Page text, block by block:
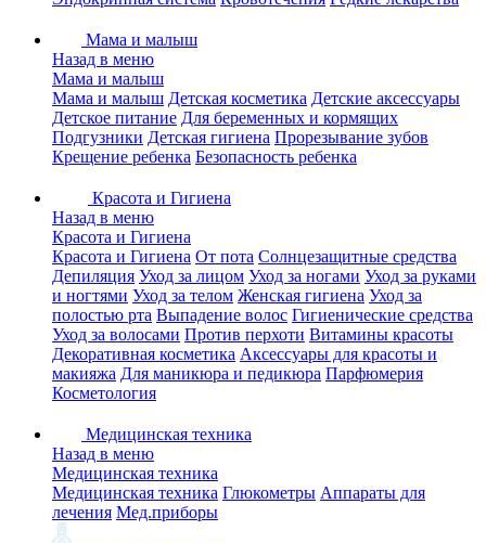
Мама и малыш
Назад в меню
Мама и малыш
Мама и малыш Детская косметика Детские аксессуары
Детское питание Для беременных и кормящих
Подгузники Детская гигиена Прорезывание зубов
Крещение ребенка Безопасность ребенка
Красота и Гигиена
Назад в меню
Красота и Гигиена
Красота и Гигиена От пота Солнцезащитные средства
Депиляция Уход за лицом Уход за ногами Уход за руками
и ногтями Уход за телом Женская гигиена Уход за
полостью рта Выпадение волос Гигиенические средства
Уход за волосами Против перхоти Витамины красоты
Декоративная косметика Аксессуары для красоты и
макияжа Для маникюра и педикюра Парфюмерия
Косметология
Медицинская техника
Назад в меню
Медицинская техника
Медицинская техника Глюкометры Аппараты для
лечения Мед.приборы